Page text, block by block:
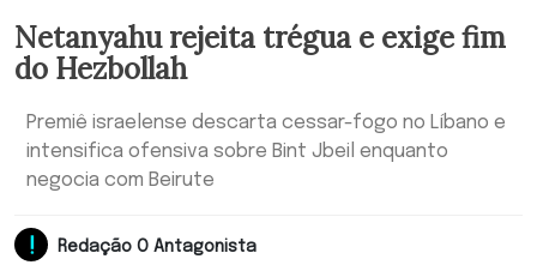
Netanyahu rejeita trégua e exige fim
do Hezbollah
Premiê israelense descarta cessar-fogo no Líbano e
intensifica ofensiva sobre Bint Jbeil enquanto
negocia com Beirute
Redação O Antagonista